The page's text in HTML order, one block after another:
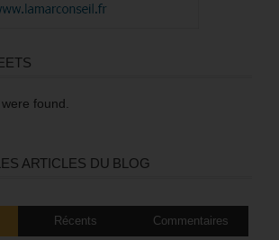
found.
ARTICLES DU BLOG
Récents Commentaires